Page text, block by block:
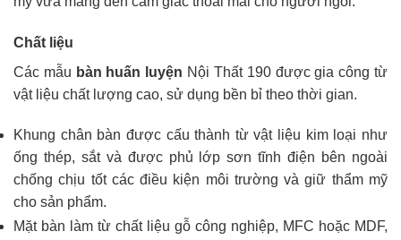
Chất liệu
Các mẫu bàn huấn luyện Nội Thất 190 được gia công từ
vật liệu chất lượng cao, sử dụng bền bỉ theo thời gian.
Khung chân bàn được cấu thành từ vật liệu kim loại như
ống thép, sắt và được phủ lớp sơn tĩnh điện bên ngoài
chống chịu tốt các điều kiện môi trường và giữ thẩm mỹ
cho sản phẩm.
Mặt bàn làm từ chất liệu gỗ công nghiệp, MFC hoặc MDF,